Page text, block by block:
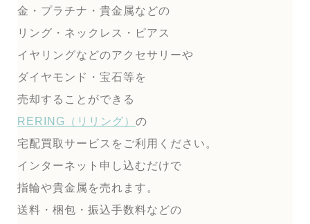
金・プラチナ・貴金属などの
リング・ネックレス・ピアス
イヤリングなどのアクセサリーや
ダイヤモンド・宝石等を
売却することができる
RERING（リリング） の
宅配買取サービスをご利用ください。
インターネット申し込むだけで
指輪や貴金属を売れます。
送料・梱包・振込手数料などの